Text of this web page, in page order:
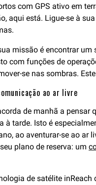
com GPS ativo em
aqui está. Ligue-se à
missão é encontrar um
com funções de
se nas sombras.
ao ar livre
de manhã a pensar
à tarde. Isto é
ao aventurar-se ao ar
plano de reserva: um
de satélite inReach